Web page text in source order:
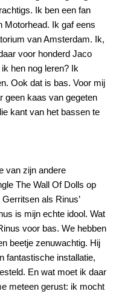
Ik ben een fan
Motorhead. Ik gaf eens
van Amsterdam. Ik,
voor honderd Jaco
hen nog leren? Ik
Ook dat is bas. Voor mij
geen kaas van gegeten
kant van het bassen te
van zijn andere
The Wall Of Dolls op
als Rinus’
is mijn echte idool. Wat
voor bas. We hebben
beetje zenuwachtig. Hij
fantastische installatie,
En wat moet ik daar
meteen gerust: ik mocht